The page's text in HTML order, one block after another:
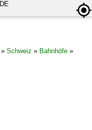
» Schweiz » Bahnhöfe »